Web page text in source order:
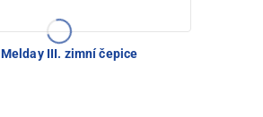
Melday III. zimní čepice